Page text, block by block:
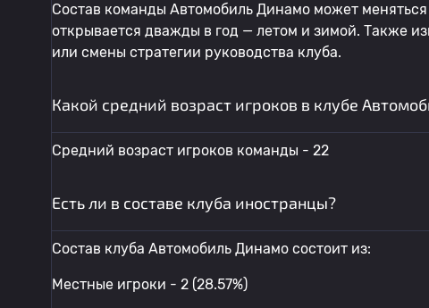
Состав команды Автомобиль Динамо может
открывается дважды в год — летом и зимой. Также
или смены стратегии руководства клуба.
Какой средний возраст игроков в клубе
Средний возраст игроков команды - 22
Есть ли в составе клуба иностранцы?
Состав клуба Автомобиль Динамо состоит из:
Местные игроки - 2 (28.57%)